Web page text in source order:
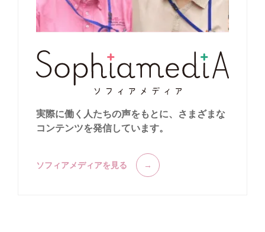
実際に働く人たちの声をもとに、
さまざまな
コンテンツを発信しています。
ソフィアメディアを見る